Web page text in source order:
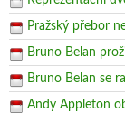
Pražský přebor
Bruno Belan
Bruno Belan se
Andy Appleton